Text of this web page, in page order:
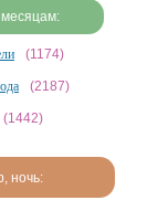
(1174)
(2187)
(1442)
ночь: